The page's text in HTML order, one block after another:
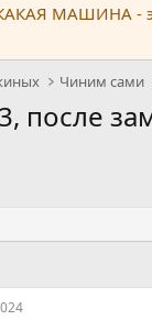
МАШИНА -
Чиним сами
после